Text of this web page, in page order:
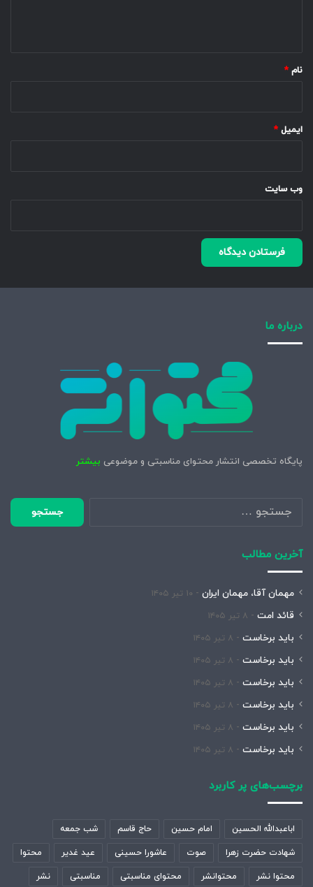
نام *
ایمیل *
وب‌ سایت
درباره ما
پایگاه تخصصی انتشار محتوای مناسبتی و موضوعی بیشتر
جستجو
برای:
آخرین مطالب
مهمان آقا، مهمان ایران ۱۰ تیر ۱۴۰۵
قائد امت ۸ تیر ۱۴۰۵
باید برخاست ۸ تیر ۱۴۰۵
باید برخاست ۸ تیر ۱۴۰۵
باید برخاست ۸ تیر ۱۴۰۵
باید برخاست ۸ تیر ۱۴۰۵
باید برخاست ۸ تیر ۱۴۰۵
باید برخاست ۸ تیر ۱۴۰۵
برچسب‌های پر کاربرد
اباعبدالله الحسین امام حسین حاج قاسم شب جمعه
شهادت حضرت زهرا صوت عاشورا حسینی عید غدیر محتوا
محتوا نشر محتوانشر محتوای مناسبتی مناسبتی نشر